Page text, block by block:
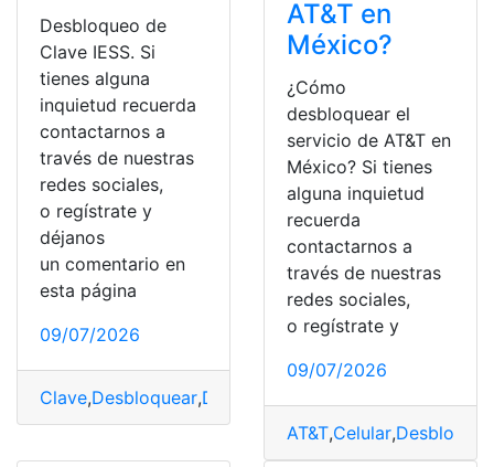
Desbloqueo de
Clave IESS. Si
tienes alguna
inquietud recuerda
contactarnos a
través de nuestras
redes sociales,
o regístrate y
déjanos
un comentario en
esta página
09/07/2026
Clave,Desbloquear,Desbloqueos
AT&T en
México?
¿Cómo
desbloquear el
servicio de AT&T en
México? Si tienes
alguna inquietud
recuerda
contactarnos a
través de nuestras
redes sociales,
o regístrate y
09/07/2026
AT&T,Celular,